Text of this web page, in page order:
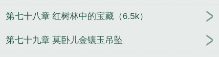
第七十八章 红树林中的宝藏（6.5k）
第七十九章 莫卧儿金镶玉吊坠